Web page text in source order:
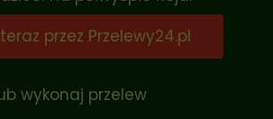
przez Przelewy24.pl
wykonaj przelew